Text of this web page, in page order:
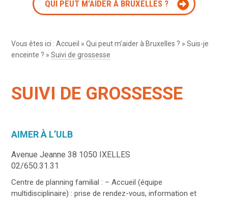
QUI PEUT M'AIDER À BRUXELLES ?
Vous êtes ici :Accueil »Qui peut m’aider à Bruxelles ? »Suis-je
enceinte ? »Suivi de grossesse
SUIVI DE GROSSESSE
AIMER À L’ULB
Avenue Jeanne 38 1050 IXELLES
02/650.31.31
Centre de planning familial : – Accueil (équipe
multidisciplinaire) : prise de rendez-vous, information et